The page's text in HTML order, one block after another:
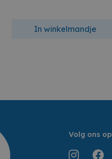
In winkelmandje
Volg ons op